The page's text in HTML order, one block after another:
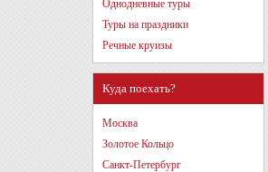
Однодневные туры
Туры на праздники
Речные круизы
Куда поехать?
Москва
Золотое Кольцо
Санкт-Петербург